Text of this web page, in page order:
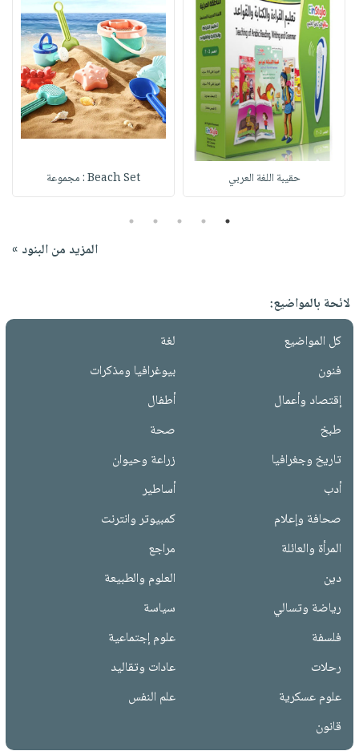
حقيبة اللغة العربي Beach Set : مجموعة
1
2
3
4
5
المزيد من البنود »
لائحة بالمواضيع:
كل المواضيع
لغة
فنون
بيوغرافيا ومذكرات
إقتصاد وأعمال
أطفال
طبخ
صحة
تاريخ وجغرافيا
زراعة وحيوان
أدب
أساطير
صحافة وإعلام
كمبيوتر وانترنت
المرأة والعائلة
مراجع
دين
العلوم والطبيعة
رياضة وتسالي
سياسة
فلسفة
علوم إجتماعية
رحلات
عادات وتقاليد
علوم عسكرية
علم النفس
قانون